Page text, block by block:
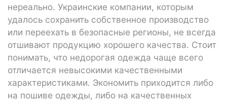
нереально. Украинские компании, которым
удалось сохранить собственное производство
или переехать в безопасные регионы, не всегда
отшивают продукцию хорошего качества. Стоит
понимать, что недорогая одежда чаще всего
отличается невысокими качественными
характеристиками. Экономить приходится либо
на пошиве одежды, либо на качественных